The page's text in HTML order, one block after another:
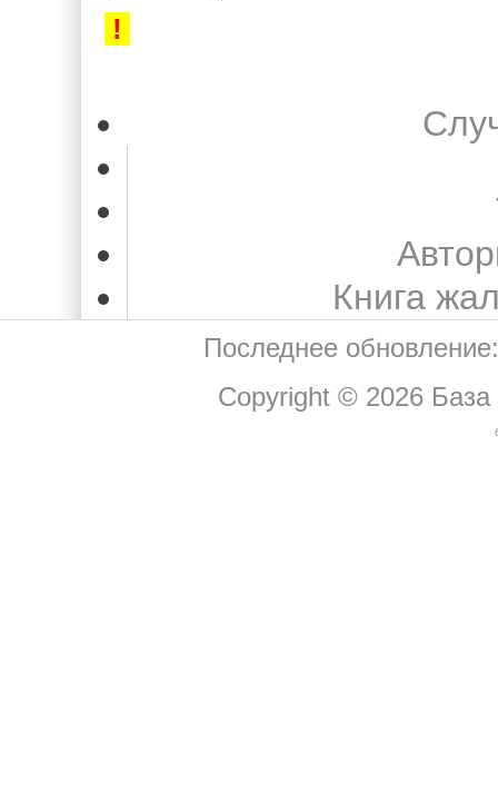
!
Книга
Последнее
Copyright © 2026 База